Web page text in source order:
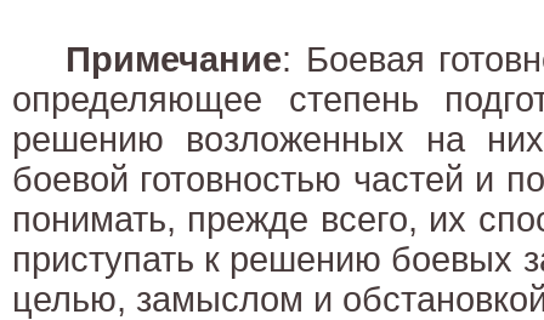
Примечание: Боевая
определяющее степень
решению возложенных на
боевой готовностью частей и
понимать, прежде всего, их
приступать к решению боевых
целью, замыслом и